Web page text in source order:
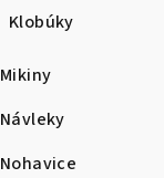
Klobúky
Mikiny
Návleky
Nohavice